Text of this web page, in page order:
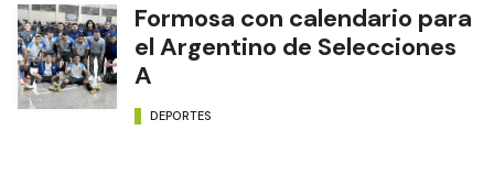
Formosa con calendario para
el Argentino de Selecciones
A
DEPORTES